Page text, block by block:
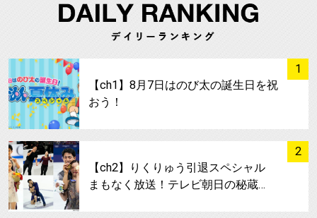
1
サムネイル
【ch1】8月7日はのび太の誕生日を祝
おう！
2
サムネイル
【ch2】りくりゅう引退スペシャル
まもなく放送！テレビ朝日の秘蔵…